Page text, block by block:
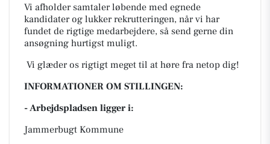
Vi afholder samtaler løbende med egnede
kandidater og lukker rekrutteringen, nårvi har
fundet de rigtige medarbejdere, så send gerne din
ansøgning hurtigst muligt.
Vi glæder os rigtigt meget til at høre fra netop dig!
INFORMATIONER OM STILLINGEN:
- Arbejdspladsen ligger i:
Jammerbugt Kommune